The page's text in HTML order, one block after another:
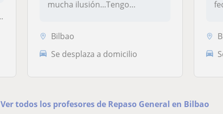
mucha ilusión...Tengo
Bilbao
Se desplaza a domicilio
Ver todos los profesores de Repaso General en Bilbao